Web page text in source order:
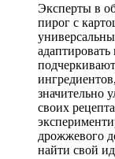
Эксперты в
пирог с
значительно
своих
дрожжевого
найти свой